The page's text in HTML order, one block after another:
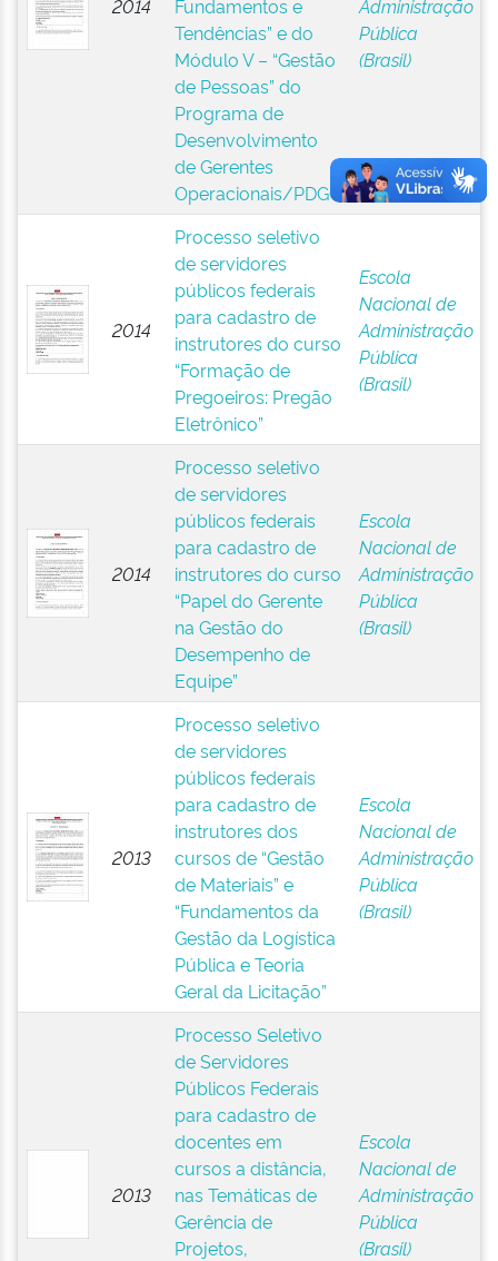
2014
Fundamentos e
Tendências” e do
Módulo V – “Gestão
de Pessoas” do
Programa de
Desenvolvimento
de Gerentes
Operacionais/PDGO
Administração
Pública
(Brasil)
2014
Processo seletivo
de servidores
públicos federais
para cadastro de
instrutores do curso
“Formação de
Pregoeiros: Pregão
Eletrônico”
Escola
Nacional de
Administração
Pública
(Brasil)
2014
Processo seletivo
de servidores
públicos federais
para cadastro de
instrutores do curso
“Papel do Gerente
na Gestão do
Desempenho de
Equipe”
Escola
Nacional de
Administração
Pública
(Brasil)
2013
Processo seletivo
de servidores
públicos federais
para cadastro de
instrutores dos
cursos de “Gestão
de Materiais” e
“Fundamentos da
Gestão da Logística
Pública e Teoria
Geral da Licitação”
Escola
Nacional de
Administração
Pública
(Brasil)
2013
Processo Seletivo
de Servidores
Públicos Federais
para cadastro de
docentes em
cursos a distância,
nas Temáticas de
Gerência de
Projetos,
Escola
Nacional de
Administração
Pública
(Brasil)